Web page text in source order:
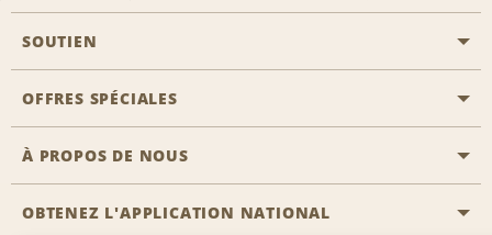
Aviation générale
Emplacements Emerald Aisle
Agents de voyage
Réserver un véhicule pour quelqu'un d'autre
SOUTIEN
Clients ayant un handicap
Nous contacter
FAQ
OFFRES SPÉCIALES
Toutes les offres
À PROPOS DE NOUS
Histoire de l’entreprise
OBTENEZ L'APPLICATION NATIONAL